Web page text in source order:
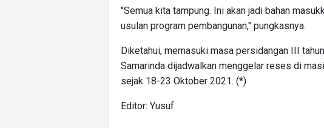
"Semua kita tampung. Ini akan jadi bahan
usulan program pembangunan," pungkasnya.
Diketahui, memasuki masa persidangan III
Samarinda dijadwalkan menggelar reses di
sejak 18-23 Oktober 2021. (*)
Editor: Yusuf